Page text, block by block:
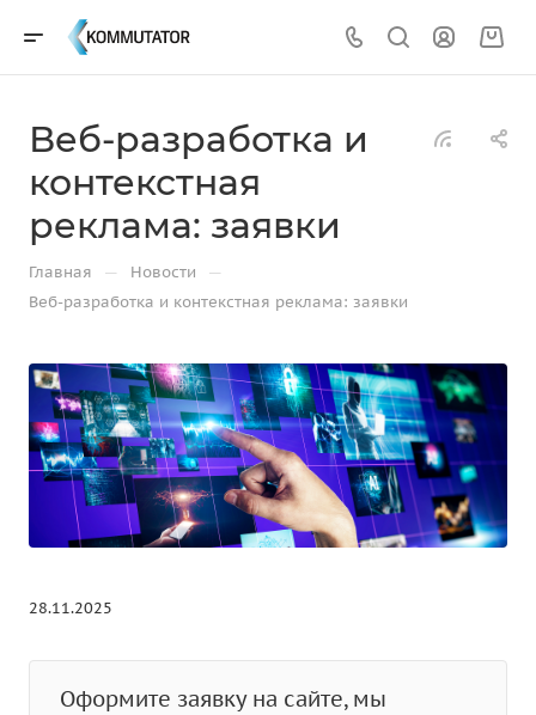
Веб-разработка и
контекстная
реклама: заявки
Главная — Новости —
Веб-разработка и контекстная реклама: заявки
28.11.2025
Оформите заявку на сайте, мы